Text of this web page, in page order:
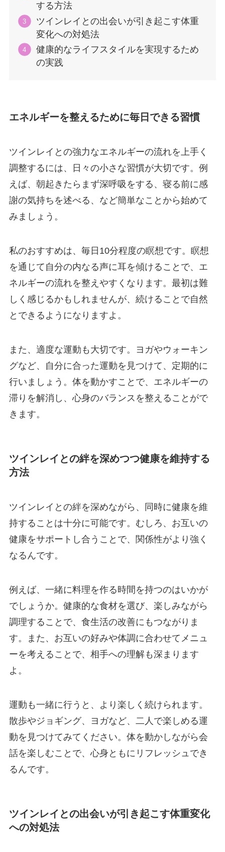
する方法
ツインレイとの出会いが引き起こす体重
変化への対処法
健康的なライフスタイルを実現するため
の実践
エネルギーを整えるために毎日できる習慣
ツインレイとの強力なエネルギーの流れを上手く
調整するには、日々の小さな習慣が大切です。例
えば、朝起きたらまず深呼吸をする、寝る前に感
謝の気持ちを述べる、など簡単なことから始めて
みましょう。
私のおすすめは、毎日10分程度の瞑想です。瞑想
を通じて自分の内なる声に耳を傾けることで、エ
ネルギーの流れを整えやすくなります。最初は難
しく感じるかもしれませんが、続けることで自然
とできるようになりますよ。
また、適度な運動も大切です。ヨガやウォーキン
グなど、自分に合った運動を見つけて、定期的に
行いましょう。体を動かすことで、エネルギーの
滞りを解消し、心身のバランスを整えることがで
きます。
ツインレイとの絆を深めつつ健康を維持する
方法
ツインレイとの絆を深めながら、同時に健康を維
持することは十分に可能です。むしろ、お互いの
健康をサポートし合うことで、関係性がより強く
なるんです。
例えば、一緒に料理を作る時間を持つのはいかが
でしょうか。健康的な食材を選び、楽しみながら
調理することで、食生活の改善にもつながりま
す。また、お互いの好みや体調に合わせてメニュ
ーを考えることで、相手への理解も深まります
よ。
運動も一緒に行うと、より楽しく続けられます。
散歩やジョギング、ヨガなど、二人で楽しめる運
動を見つけてみてください。体を動かしながら会
話を楽しむことで、心身ともにリフレッシュでき
るんです。
ツインレイとの出会いが引き起こす体重変化
への対処法